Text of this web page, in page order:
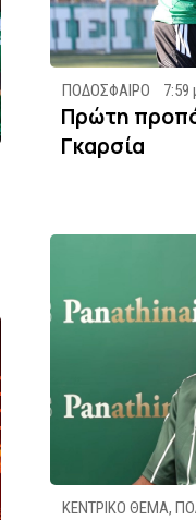
ΠΟΔΟΣΦΑΙΡΟ 7:59
Πρώτη
Γκαρσία
ΚΕΝΤΡΙΚΟ ΘΕΜΑ,